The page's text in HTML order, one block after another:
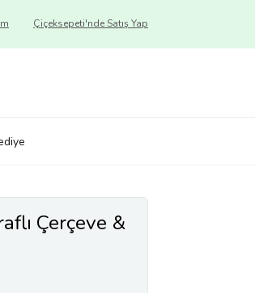
Çiçeksepeti'nde Satış Yap
Çerçeve &